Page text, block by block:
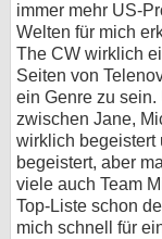
immer mehr US-
Welten für mich
The CW wirklich
Seiten von
ein Genre zu
zwischen Jane,
wirklich begeistert
begeistert, aber
viele auch Team
Top-Liste schon
mich schnell für